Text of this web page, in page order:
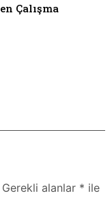
Çalışma
Gerekli alanlar * ile